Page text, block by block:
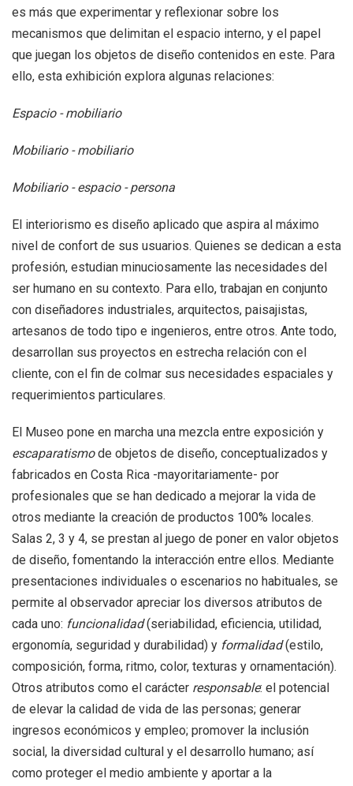
es más que experimentar y reflexionar sobre los
mecanismos que delimitan el espacio interno, y el papel
que juegan los objetos de diseño contenidos en este. Para
ello, esta exhibición explora algunas relaciones:
Espacio - mobiliario
Mobiliario - mobiliario
Mobiliario - espacio - persona
El interiorismo es diseño aplicado que aspira al máximo
nivel de confort de sus usuarios. Quienes se dedican a esta
profesión, estudian minuciosamente las necesidades del
ser humano en su contexto. Para ello, trabajan en conjunto
con diseñadores industriales, arquitectos, paisajistas,
artesanos de todo tipo e ingenieros, entre otros. Ante todo,
desarrollan sus proyectos en estrecha relación con el
cliente, con el fin de colmar sus necesidades espaciales y
requerimientos particulares.
El Museo pone en marcha una mezcla entre exposición y
escaparatismode objetos de diseño, conceptualizados y
fabricados en Costa Rica -mayoritariamente- por
profesionales que se han dedicado a mejorar la vida de
otros mediante la creación de productos 100% locales.
Salas 2, 3 y 4, se prestan al juego de poner en valor objetos
de diseño, fomentando la interacción entre ellos. Mediante
presentaciones individuales o escenarios no habituales, se
permite al observador apreciar los diversos atributos de
cada uno: funcionalidad(seriabilidad, eficiencia, utilidad,
ergonomía, seguridad y durabilidad) y formalidad(estilo,
composición, forma, ritmo, color, texturas y ornamentación).
Otros atributos como el carácter responsable: el potencial
de elevar la calidad de vida de las personas; generar
ingresos económicos y empleo; promover la inclusión
social, la diversidad cultural y el desarrollo humano; así
como proteger el medio ambiente y aportar a la